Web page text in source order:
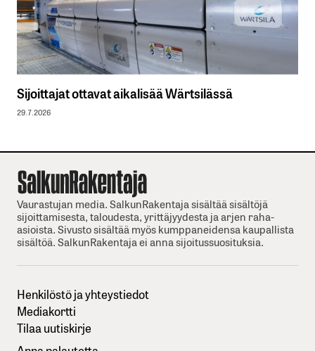
Sijoittajat ottavat aikalisää Wärtsilässä
29.7.2026
Vaurastujan media. SalkunRakentaja sisältää sisältöjä
sijoittamisesta, taloudesta, yrittäjyydesta ja arjen raha-
asioista. Sivusto sisältää myös kumppaneidensa kaupallista
sisältöä. SalkunRakentaja ei anna sijoitussuosituksia.
Henkilöstö ja yhteystiedot
Mediakortti
Tilaa uutiskirje